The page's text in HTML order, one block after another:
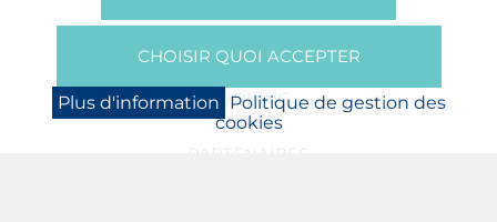
Presse
BOOKING
NEWS
PARTENAIRES
CHOISIR QUOI ACCEPTER
Plus d'information Politique de gestion des
cookies